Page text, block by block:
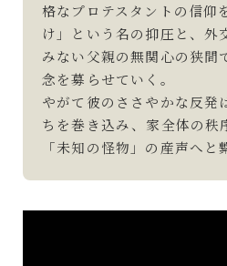
格なプロテスタントの信仰
け」という名の抑圧と、外
みない父親の無関心の狭間
念を募らせていく。
やがて彼のささやかな反発
ちを巻き込み、家全体の秩
「未知の怪物」の産声へと